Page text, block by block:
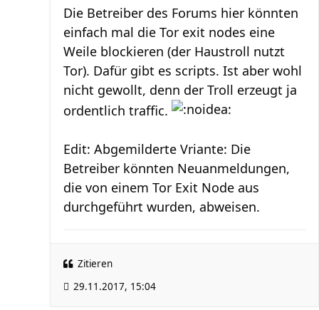
Die Betreiber des Forums hier könnten
einfach mal die Tor exit nodes eine
Weile blockieren (der Haustroll nutzt
Tor). Dafür gibt es scripts. Ist aber wohl
nicht gewollt, denn der Troll erzeugt ja
ordentlich traffic.
Edit: Abgemilderte Vriante: Die
Betreiber könnten Neuanmeldungen,
die von einem Tor Exit Node aus
durchgeführt wurden, abweisen.
Zitieren
29.11.2017, 15:04